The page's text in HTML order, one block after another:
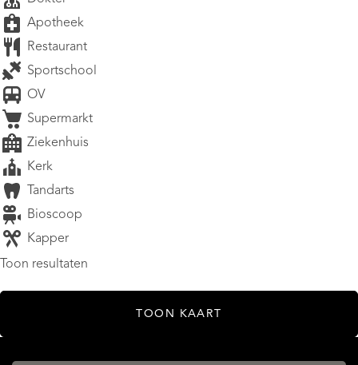
Apotheek
Restaurant
Sportschool
OV
Supermarkt
Ziekenhuis
Kerk
Tandarts
Bioscoop
Kapper
Toon resultaten
TOON KAART